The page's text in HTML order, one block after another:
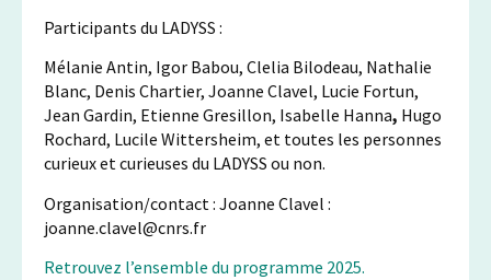
Participants du LADYSS :
Mélanie Antin, Igor Babou, Clelia Bilodeau, Nathalie
Blanc, Denis Chartier, Joanne Clavel, Lucie Fortun,
Jean Gardin, Etienne Gresillon, Isabelle Hanna, Hugo
Rochard, Lucile Wittersheim, et toutes les personnes
curieux et curieuses du LADYSS ou non.
Organisation/contact : Joanne Clavel :
joanne.clavel@cnrs.fr
Retrouvez l’ensemble du programme 2025.